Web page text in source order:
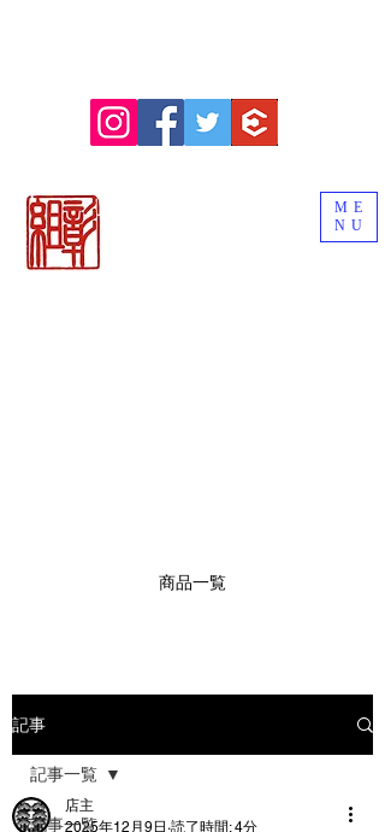
ME
NU
商品一覧
記事
記事一覧
記事一覧
店主
2025年12月9日 読了時間: 4分